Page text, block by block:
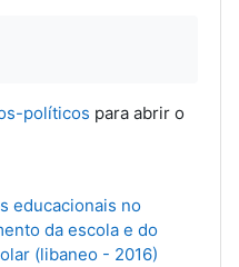
políticos para abrir o
educacionais no
da escola e do
(libaneo - 2016)